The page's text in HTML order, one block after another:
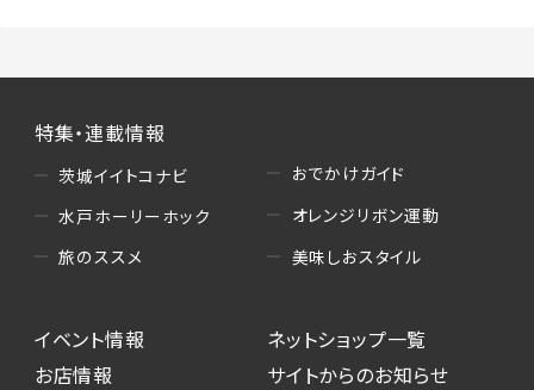
特集・連載情報
茨城イイトコナビ
水戸ホーリーホック
旅のススメ
おでかけガイド
オレンジリボン運動
美味しおスタイル
イベント情報
お店情報
ネットショップ一覧
サイトからのお知らせ